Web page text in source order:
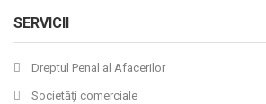
SERVICII
Dreptul Penal al Afacerilor
Societăţi comerciale